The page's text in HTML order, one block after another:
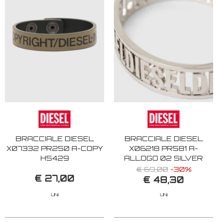
BRACCIALE DIESEL
X07332 PR250 A-COPY
H5429
€ 27,00
UNI
BRACCIALE DIESEL
X06218 PR581 A-
ALLOGO 02 SILVER
€ 69,00 -30%
€ 48,30
UNI